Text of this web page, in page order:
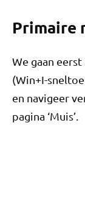
Primaire
We gaan
(Win+I-
en navigeer
pagina ‘Muis’.